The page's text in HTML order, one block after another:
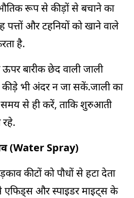
रूप से कीड़ों से बचाने का
और टहनियों को खाने वाले
है.
बारीक छेद वाली जाली
कीड़े भी अंदर न जा सकें.जाली का
से ही करें, ताकि शुरुआती
(Water Spray)
कीटों को पौधों से हटा देता
और स्पाइडर माइट्स के